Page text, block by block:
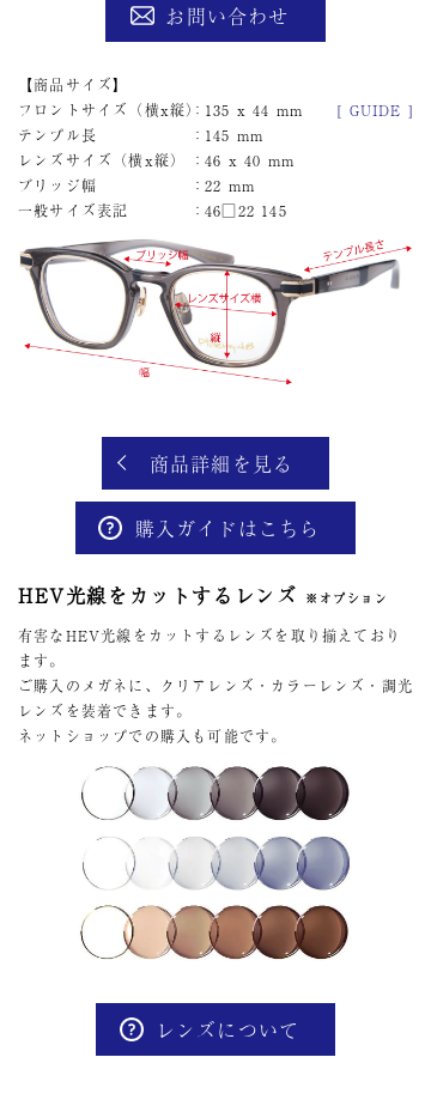
お問い合わせ
商品サイズ
[ GUIDE ]
フロントサイズ（横x縦） 135 x 44 mm
テンプル長
145 mm
レンズサイズ（横x縦）
46 x 40 mm
ブリッジ幅
22 mm
一般サイズ表記
46□22 145
商品詳細を見る
購入ガイドはこちら
HEV光線をカットするレンズ ※オプション
有害なHEV光線をカットするレンズを取り揃えており
ます。
ご購入のメガネに、クリアレンズ・カラーレンズ・調光
レンズを装着できます。
ネットショップでの購入も可能です。
レンズについて